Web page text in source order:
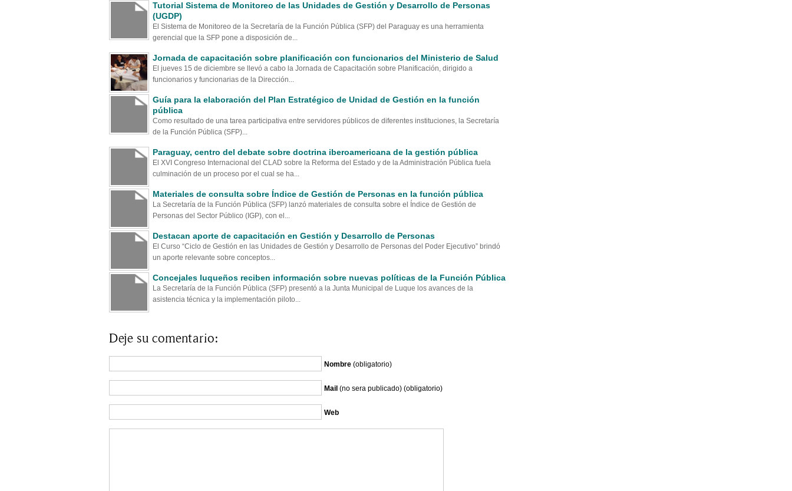
Tutorial Sistema de Monitoreo de las Unidades de Gestión y Desarrollo de Personas
(UGDP)
El Sistema de Monitoreo de la Secretaría de la Función Pública (SFP) del Paraguay es una herramienta
gerencial que la SFP pone a disposición de...
Jornada de capacitación sobre planificación con funcionarios del Ministerio de Salud
El jueves 15 de diciembre se llevó a cabo la Jornada de Capacitación sobre Planificación, dirigido a
funcionarios y funcionarias de la Dirección...
Guía para la elaboración del Plan Estratégico de Unidad de Gestión en la función
pública
Como resultado de una tarea participativa entre servidores públicos de diferentes instituciones, la Secretaría
de la Función Pública (SFP)...
Paraguay, centro del debate sobre doctrina iberoamericana de la gestión pública
El XVI Congreso Internacional del CLAD sobre la Reforma del Estado y de la Administración Pública fuela
culminación de un proceso por el cual se ha...
Materiales de consulta sobre Índice de Gestión de Personas en la función pública
La Secretaría de la Función Pública (SFP) lanzó materiales de consulta sobre el Índice de Gestión de
Personas del Sector Público (IGP), con el...
Destacan aporte de capacitación en Gestión y Desarrollo de Personas
El Curso “Ciclo de Gestión en las Unidades de Gestión y Desarrollo de Personas del Poder Ejecutivo” brindó
un aporte relevante sobre conceptos...
Concejales luqueños reciben información sobre nuevas políticas de la Función Pública
La Secretaría de la Función Pública (SFP) presentó a la Junta Municipal de Luque los avances de la
asistencia técnica y la implementación piloto...
Deje su comentario:
Nombre(obligatorio)
Mail(no sera publicado) (obligatorio)
Web